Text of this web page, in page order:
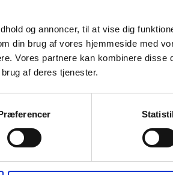
og annoncer, til at vise dig
din brug af vores hjemmeside med
Vores partnere kan kombinere disse
af deres tjenester.